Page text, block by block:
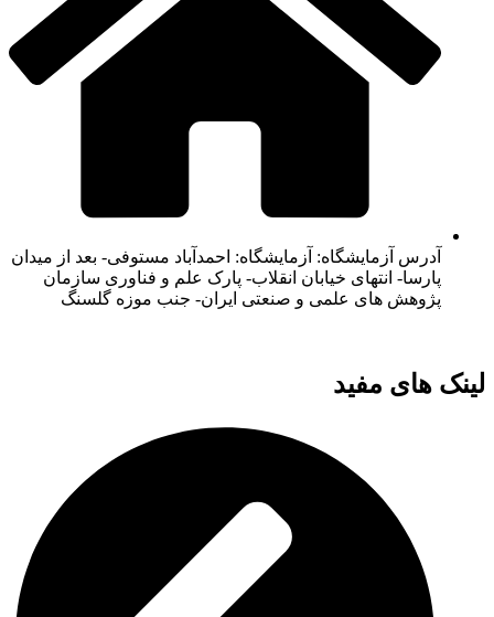
آدرس آزمایشگاه: آزمایشگاه: احمدآباد مستوفی- بعد از میدان
پارسا- انتهای خیابان انقلاب- پارک علم و فناوری سازمان
پژوهش های علمی و صنعتی ایران- جنب موزه گلسنگ
لینک های مفید